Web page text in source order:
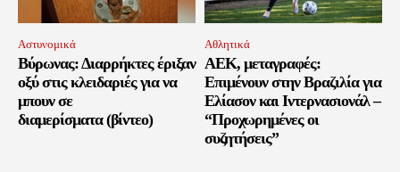
Αστυνομικά
Βύρωνας: Διαρρήκτες έριξαν
οξύ στις κλειδαριές για να
μπουν σε
διαμερίσματα (βίντεο)
Αθλητικά
ΑΕΚ, μεταγραφές:
Επιμένουν στην Βραζιλία για
Ελίασον και Ιντερνασιονάλ –
“Προχωρημένες οι
συζητήσεις”